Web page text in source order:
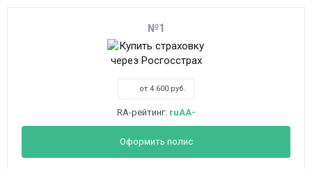
1
от 4 600 руб.
RA-рейтинг: ruAA-
Оформить полис